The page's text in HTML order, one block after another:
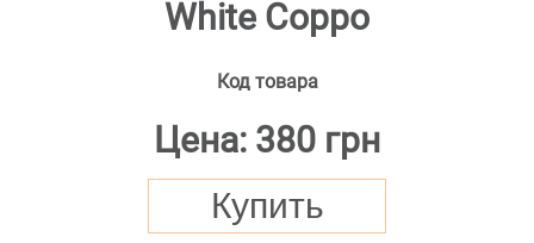
White Coppo
Код товара
Цена: 380 грн
Купить